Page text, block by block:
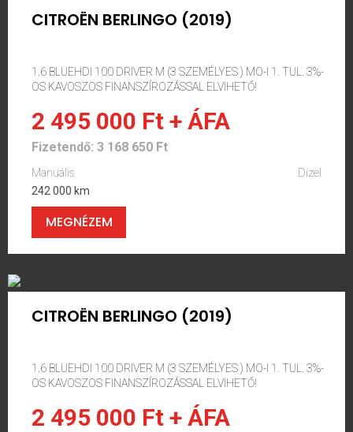
CITROËN BERLINGO (2019)
1.6 BLUEHDI 100 DRIVER M (3 SZEMÉLYES ) MO-I 1. TUL. 3%-
OS KAVOSZOS FINANSZÍROZÁSSAL ELVIHETŐ!
2 495 000 Ft + ÁFA
Fizetendő: 3 168 650 Ft
Manuális
Dízel
242 000 km
MEGNÉZEM
CITROËN BERLINGO (2019)
1.6 BLUEHDI 100 DRIVER M (3 SZEMÉLYES ) MO-I 1. TUL. 3%-
OS KAVOSZOS FINANSZÍROZÁSSAL ELVIHETŐ!
2 495 000 Ft + ÁFA